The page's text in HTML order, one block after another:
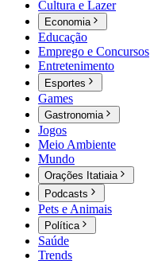
Cultura e Lazer
Economia
Educação
Emprego e Concursos
Entretenimento
Esportes
Games
Gastronomia
Jogos
Meio Ambiente
Mundo
Orações Itatiaia
Podcasts
Pets e Animais
Política
Saúde
Trends